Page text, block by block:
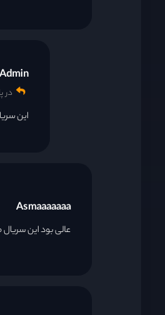
Admin
در
این
Asmaaaaaaa
عالی بود این